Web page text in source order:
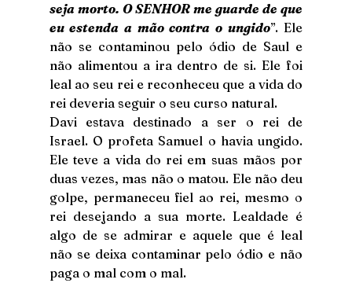
seja morto. O SENHOR me guarde de que
eu estenda a mão contra o ungido”. Ele
não se contaminou pelo ódio de Saul e
não alimentou a ira dentro de si. Ele foi
leal ao seu rei e reconheceu que a vida do
rei deveria seguir o seu curso natural.
Davi estava destinado a ser o rei de
Israel. O profeta Samuel o havia ungido.
Ele teve a vida do rei em suas mãos por
duas vezes, mas não o matou. Ele não deu
golpe, permaneceu fiel ao rei, mesmo o
rei desejando a sua morte. Lealdade é
algo de se admirar e aquele que é leal
não se deixa contaminar pelo ódio e não
paga o mal com o mal.